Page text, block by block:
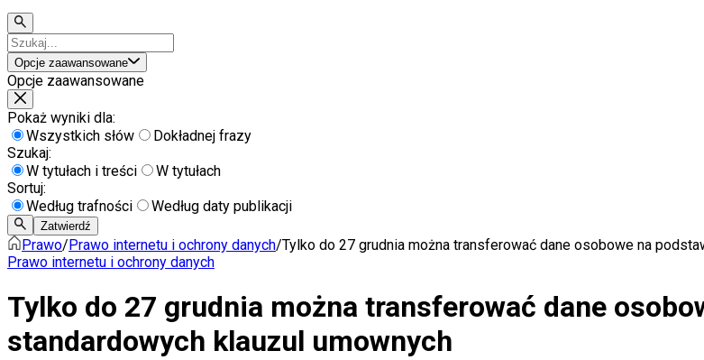
Opcje zaawansowane
Opcje zaawansowane
Pokaż wyniki dla:
Wszystkich słów
Dokładnej frazy
Szukaj:
W tytułach i treści
W tytułach
Sortuj:
Według trafności
Według daty publikacji
Zatwierdź
Prawo/Prawo internetu i ochrony danych/Tylko do 27 grudnia można transferować dane osobowe na
Prawo internetu i ochrony danych
Tylko do 27 grudnia można transferować dane
standardowych klauzul umownych